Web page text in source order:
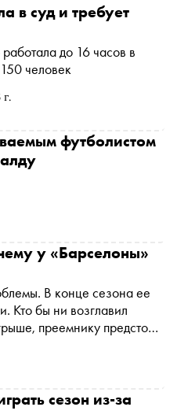
в суд и требует
до 16 часов в
человек
футболистом
у «Барселоны»
В конце сезона ее
Кто бы ни возглавил
преемнику предстоит
сезон из-за